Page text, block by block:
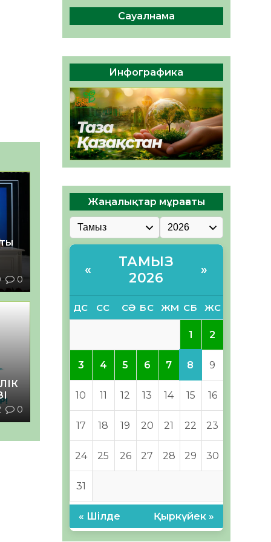
0
0
Руслан Рүстемұлы облыс
әкімінің кеңесшісі болып
тағайындалды
05.08.2026
44 0
Сауалнама
Инфографика
Жаңалықтар мұрағаты
«
ТАМЫЗ
2026
»
ДС СС СӘ БС ЖМ СБ ЖС
1 2
3 4 5 6 7 8 9
10 11 12 13 14 15 16
17 18 19 20 21 22 23
24 25 26 27 28 29 30
31
« Шілде Қыркүйек »